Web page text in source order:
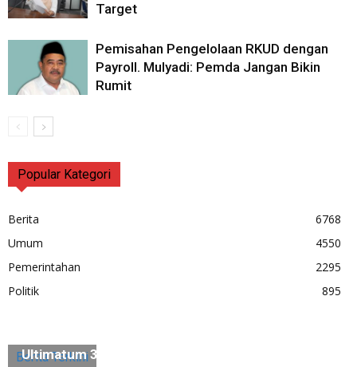
Target
Pemisahan Pengelolaan RKUD dengan
Payroll. Mulyadi: Pemda Jangan Bikin
Rumit
Popular Kategori
Berita
6768
Umum
4550
Pemerintahan
2295
Politik
895
Berita Terkini
Ultimatum 3×24 Jam Harus Dikosongkan